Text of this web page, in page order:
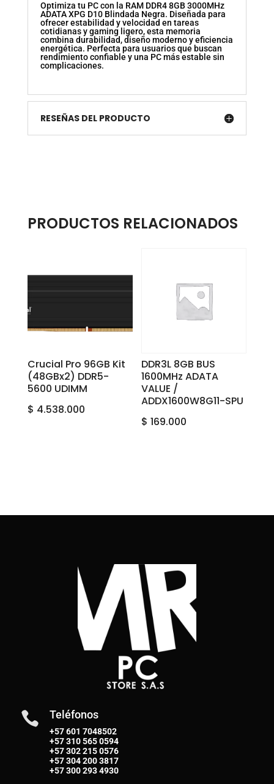
Optimiza tu PC con la RAM DDR4 8GB 3000MHz
ADATA XPG D10 Blindada Negra. Diseñada para
ofrecer estabilidad y velocidad en tareas
cotidianas y gaming ligero, esta memoria
combina durabilidad, diseño moderno y eficiencia
energética. Perfecta para usuarios que buscan
rendimiento confiable y una PC más estable sin
complicaciones.
RESEÑAS DEL PRODUCTO
PRODUCTOS RELACIONADOS
Crucial Pro 96GB Kit
(48GBx2) DDR5-
5600 UDIMM
$ 4.538.000
DDR3L 8GB BUS
1600MHz ADATA
VALUE /
ADDX1600W8G11-SPU
$ 169.000
 Teléfonos
+57 601 7048502
+57310 565 0594
+57302 215 0576
+57304 200 3817
+57300 293 4930